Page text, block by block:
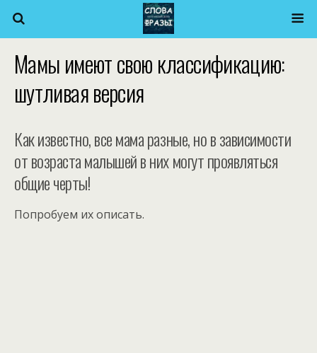
Мамы имеют свою классификацию:
шутливая версия
Как известно, все мама разные, но в зависимости
от возраста малышей в них могут проявляться
общие черты!
Попробуем их описать.